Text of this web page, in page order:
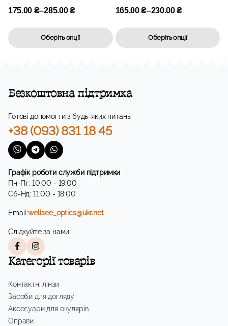
175.00 ₴–285.00₴
Оберіть опції
165.00₴–230.00₴
Оберіть опції
Безкоштовна підтримка
Готові допомогти з будь-яких питань
+38 (093) 831 18 45
Графік роботи служби підтримки
Пн-Пт: 10:00 - 19:00
Сб-Нд: 11:00 - 18:00
Email:wellsee_optics@ukr.net
Слідкуйте за нами
Категорії товарів
Контактні лінзи
Засоби для догляду
Аксесуари для окулярів
Оправи